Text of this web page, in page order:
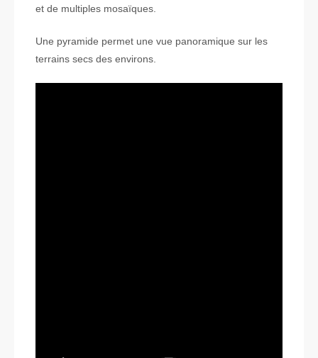
et de multiples mosaïques.
Une pyramide permet une vue panoramique sur les
terrains secs des environs.